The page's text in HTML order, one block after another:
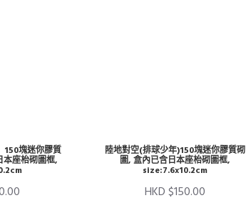
150塊迷你膠質
本座枱砌圖框,
陸地對空(排球少年)150塊迷你膠質砌
圖, 盒內已含日本座枱砌圖框,
size:7.6x10.2cm
HKD $150.00